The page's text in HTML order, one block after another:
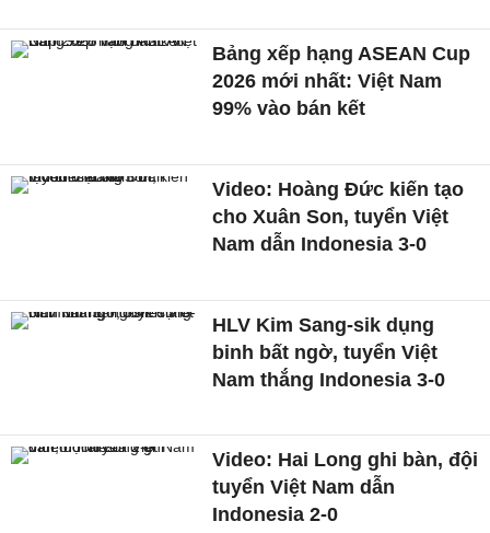
Bảng xếp hạng ASEAN Cup
2026 mới nhất: Việt Nam
99% vào bán kết
Video: Hoàng Đức kiến tạo
cho Xuân Son, tuyển Việt
Nam dẫn Indonesia 3-0
HLV Kim Sang-sik dụng
binh bất ngờ, tuyển Việt
Nam thắng Indonesia 3-0
Video: Hai Long ghi bàn, đội
tuyển Việt Nam dẫn
Indonesia 2-0